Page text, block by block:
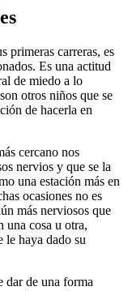
primeras carreras, es
Es una actitud
de miedo a lo
otros niños que se
de hacerla en
cercano nos
nervios y que se la
una estación más en
ocasiones no es
más nerviosos que
una cosa u otra,
le haya dado su
dar de una forma